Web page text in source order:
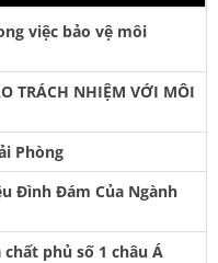
việc bảo vệ môi
TRÁCH NHIỆM VỚI MÔI
Phòng
Đình Đám Của Ngành
phủ số 1 châu Á